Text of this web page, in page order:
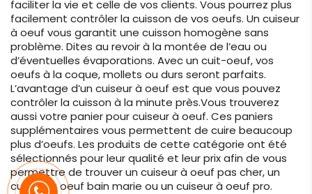
faciliter la vie et celle de vos clients. Vous pourrez plus
facilement contrôler la cuisson de vos oeufs. Un cuiseur
à oeuf vous garantit une cuisson homogène sans
problème. Dites au revoir à la montée de l’eau ou
d’éventuelles évaporations. Avec un cuit-oeuf, vos
oeufs à la coque, mollets ou durs seront parfaits.
L’avantage d’un cuiseur à oeuf est que vous pouvez
contrôler la cuisson à la minute près.Vous trouverez
aussi votre panier pour cuiseur à oeuf. Ces paniers
supplémentaires vous permettent de cuire beaucoup
plus d’oeufs. Les produits de cette catégorie ont été
sélectionnés pour leur qualité et leur prix afin de vous
permettre de trouver un cuiseur à oeuf pas cher, un
cuiseur à oeuf bain marie ou un cuiseur à oeuf pro.